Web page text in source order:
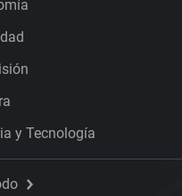
y Tecnología